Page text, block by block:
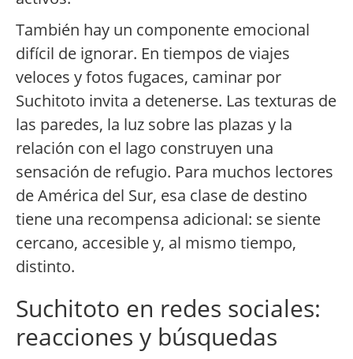
También hay un componente emocional
difícil de ignorar. En tiempos de viajes
veloces y fotos fugaces, caminar por
Suchitoto invita a detenerse. Las texturas de
las paredes, la luz sobre las plazas y la
relación con el lago construyen una
sensación de refugio. Para muchos lectores
de América del Sur, esa clase de destino
tiene una recompensa adicional: se siente
cercano, accesible y, al mismo tiempo,
distinto.
Suchitoto en redes sociales:
reacciones y búsquedas